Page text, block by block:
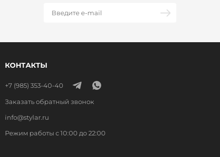
КОНТАКТЫ
+7 (985) 353-40-40
Заказать обратный звонок
info@stylar.ru
Режим работы с 10:00 до 22:00